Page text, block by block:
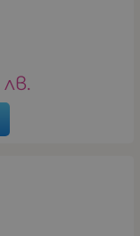
лв.